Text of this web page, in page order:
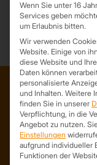
ADRESSE
Trapezprofile
ist ein
On Spot Service
Wenn Sie unter 16
Services geben
um Erlaubnis bitten.
Wir verwenden
Website. Einige von
diese Website und
Daten können
personalisierte
und Inhalten. Weitere
finden Sie in unserer
Verpflichtung, in die
Angebot zu nutzen.
Einstellungen
aufgrund individueller
Funktionen der